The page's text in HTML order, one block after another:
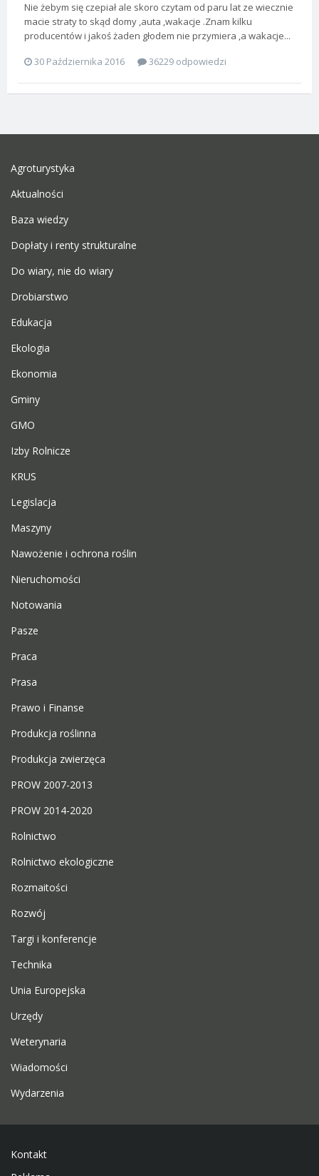
Nie żebym się czepiał ale skoro czytam od paru lat ze wiecznie
macie straty to skąd domy ,auta ,wakacje .Znam kilku
producentów i jakoś żaden głodem nie przymiera ,a wakacje...
30 Października 2016
36229 odpowiedzi
Agroturystyka
Aktualności
Baza wiedzy
Dopłaty i renty strukturalne
Do wiary, nie do wiary
Drobiarstwo
Edukacja
Ekologia
Ekonomia
Gminy
GMO
Izby Rolnicze
KRUS
Legislacja
Maszyny
Nawożenie i ochrona roślin
Nieruchomości
Notowania
Pasze
Praca
Prasa
Prawo i Finanse
Produkcja roślinna
Produkcja zwierzęca
PROW 2007-2013
PROW 2014-2020
Rolnictwo
Rolnictwo ekologiczne
Rozmaitości
Rozwój
Targi i konferencje
Technika
Unia Europejska
Urzędy
Weterynaria
Wiadomości
Wydarzenia
Kontakt